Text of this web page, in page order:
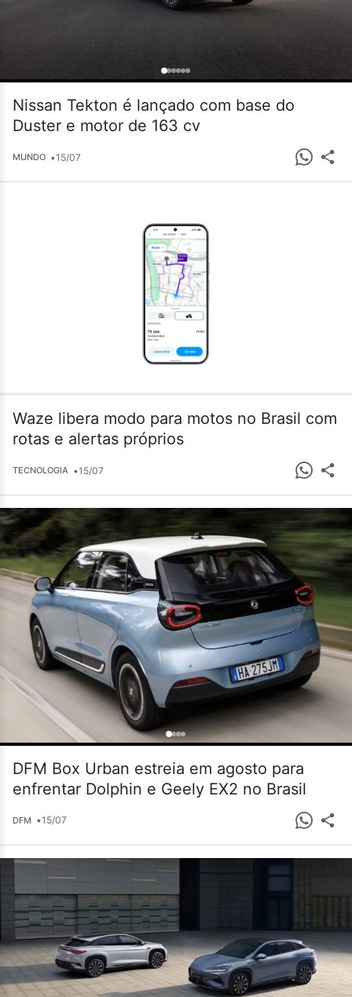
Nissan Tekton é lançado com base do
Duster e motor de 163 cv
MUNDO •15/07
Waze libera modo para motos no Brasil com
rotas e alertas próprios
TECNOLOGIA •15/07
DFM Box Urban estreia em agosto para
enfrentar Dolphin e Geely EX2 no Brasil
DFM •15/07